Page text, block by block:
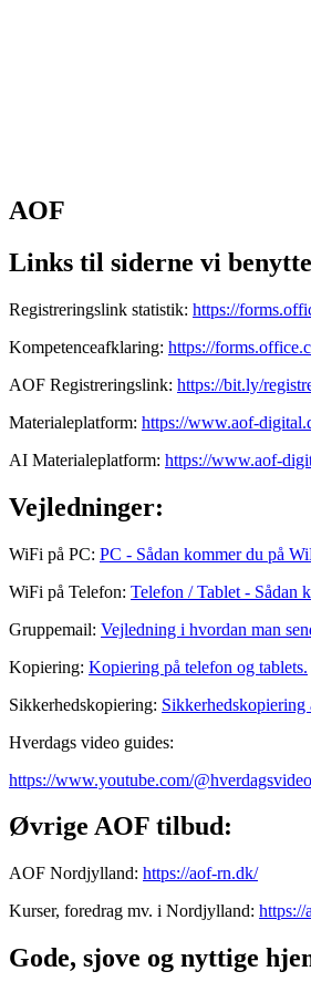
AOF
Links til siderne vi
Registreringslink statistik: https://
Kompetenceafklaring: https://
AOF Registreringslink: https://bit.ly/
Materialeplatform: https://www.aof-
AI Materialeplatform: https://www.aof-
Vejledninger:
WiFi på PC: PC - Sådan kommer du på
WiFi på Telefon: Telefon / Tablet - Sådan
Gruppemail: Vejledning i hvordan man
Kopiering: Kopiering på telefon og tablets.
Sikkerhedskopiering: Sikkerhedskopiering
Hverdags video guides:
https://www.youtube.com/
Øvrige AOF tilbud:
AOF Nordjylland: https://aof-rn.dk/
Kurser, foredrag mv. i Nordjylland: https://
Gode, sjove og nyttige